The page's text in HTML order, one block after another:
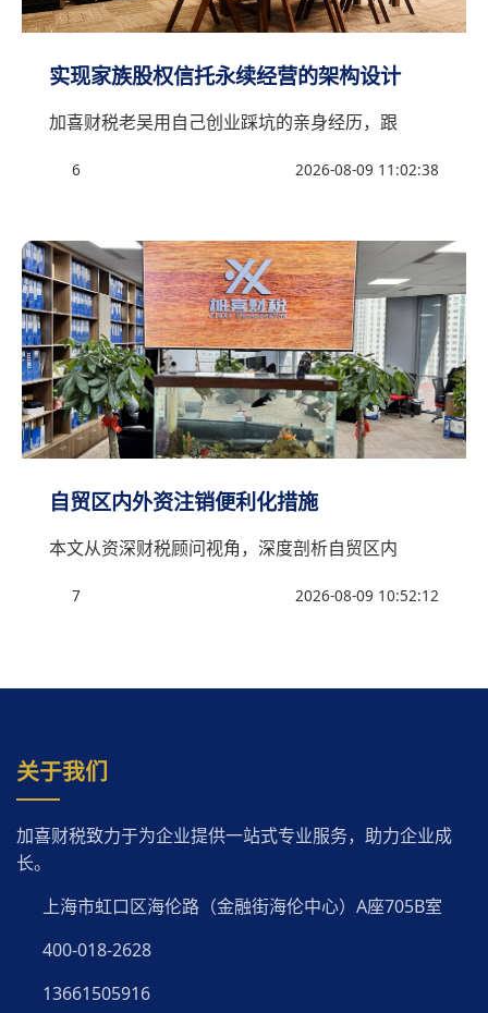
实现家族股权信托永续经营的架构设计
加喜财税老吴用自己创业踩坑的亲身经历，跟
6 2026-08-09 11:02:38
自贸区内外资注销便利化措施
本文从资深财税顾问视角，深度剖析自贸区内
7 2026-08-09 10:52:12
关于我们
加喜财税致力于为企业提供一站式专业服务，助力企业成
长。
上海市虹口区海伦路（金融街海伦中心）A座705B室
400-018-2628
13661505916